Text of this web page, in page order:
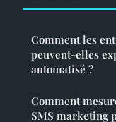
Comment les
peuvent-elles
automatisé ?
Comment
SMS marketing